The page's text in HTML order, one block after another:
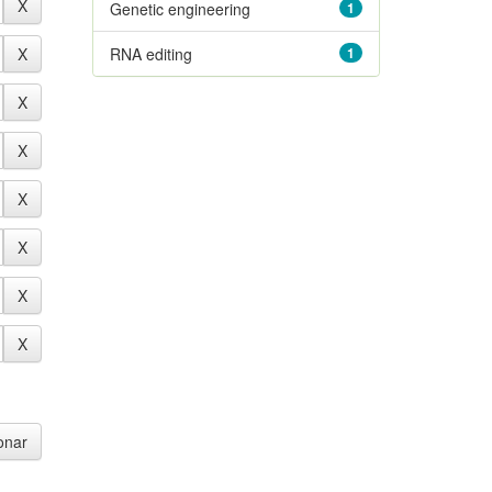
1
Genetic engineering
1
RNA editing